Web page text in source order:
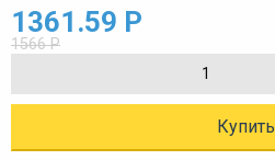
1361.59 Р
1566 Р
Купить